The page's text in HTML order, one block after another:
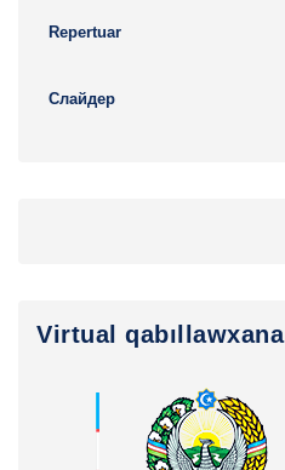
Repertuar
Слайдер
Virtual qabıllawxana